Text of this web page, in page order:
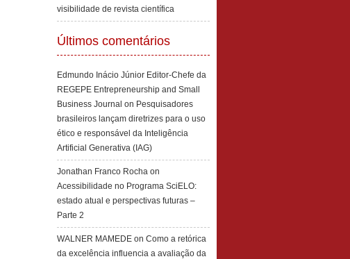
visibilidade de revista científica
Últimos comentários
Edmundo Inácio Júnior Editor-Chefe da
REGEPE Entrepreneurship and Small
Business Journal on Pesquisadores
brasileiros lançam diretrizes para o uso
ético e responsável da Inteligência
Artificial Generativa (IAG)
Jonathan Franco Rocha on
Acessibilidade no Programa SciELO:
estado atual e perspectivas futuras –
Parte 2
WALNER MAMEDE on Como a retórica
da excelência influencia a avaliação da